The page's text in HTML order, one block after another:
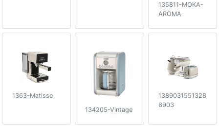
135811-MOKA-
AROMA
1363-Matisse
134205-Vintage
1389031551328
6903